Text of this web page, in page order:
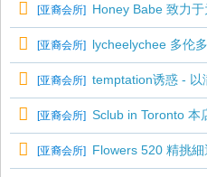
[亚裔会所] Honey Babe 致力
[亚裔会所] lycheelychee 多伦
[亚裔会所] temptation诱惑 - 以
[亚裔会所] Sclub in Toronto 本
[亚裔会所] Flowers 520 精挑